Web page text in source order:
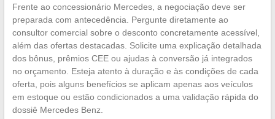
Frente ao concessionário Mercedes, a negociação deve ser
preparada com antecedência. Pergunte diretamente ao
consultor comercial sobre o desconto concretamente acessível,
além das ofertas destacadas. Solicite uma explicação detalhada
dos bônus, prêmios CEE ou ajudas à conversão já integrados
no orçamento. Esteja atento à duração e às condições de cada
oferta, pois alguns benefícios se aplicam apenas aos veículos
em estoque ou estão condicionados a uma validação rápida do
dossiê Mercedes Benz.